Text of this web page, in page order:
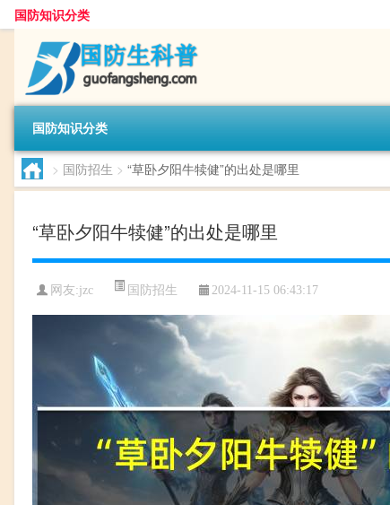
国防知识分类
国防知识分类
> 国防招生 > “草卧夕阳牛犊健”的出处是哪里
“草卧夕阳牛犊健”的出处是哪里
网友:jzc 国防招生 2024-11-15 06:43:17